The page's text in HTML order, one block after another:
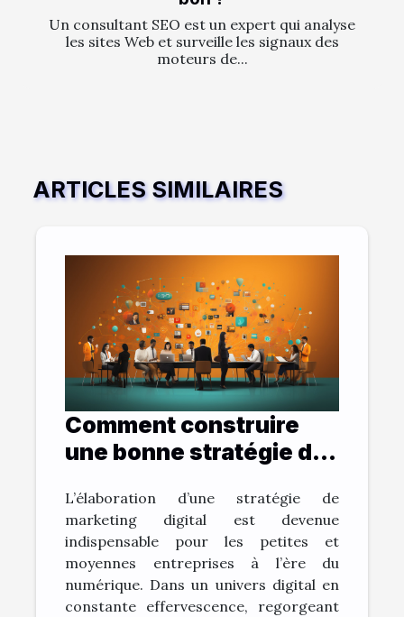
Un consultant SEO est un expert qui analyse
les sites Web et surveille les signaux des
moteurs de...
ARTICLES SIMILAIRES
Comment construire
une bonne stratégie de
L’élaboration d’une stratégie de
marketing digital est devenue
indispensable pour les petites et
moyennes entreprises à l’ère du
numérique. Dans un univers digital en
constante effervescence, regorgeant